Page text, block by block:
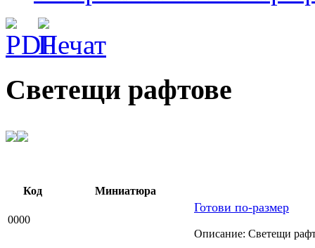
Светещи рафтове
Код Миниатюра
0000
Готови по-размер
Описание: Светещи